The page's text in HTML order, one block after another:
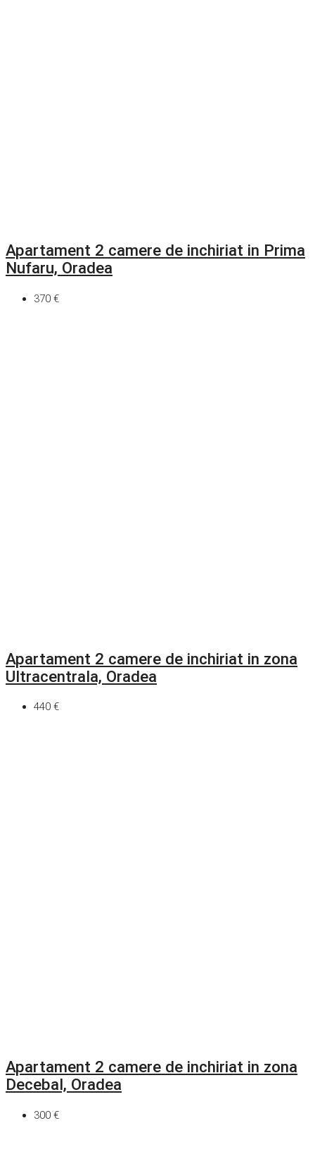
Apartament 2 camere de inchiriat in Prima
Nufaru, Oradea
370 €
Apartament 2 camere de inchiriat in zona
Ultracentrala, Oradea
440 €
Apartament 2 camere de inchiriat in zona
Decebal, Oradea
300 €